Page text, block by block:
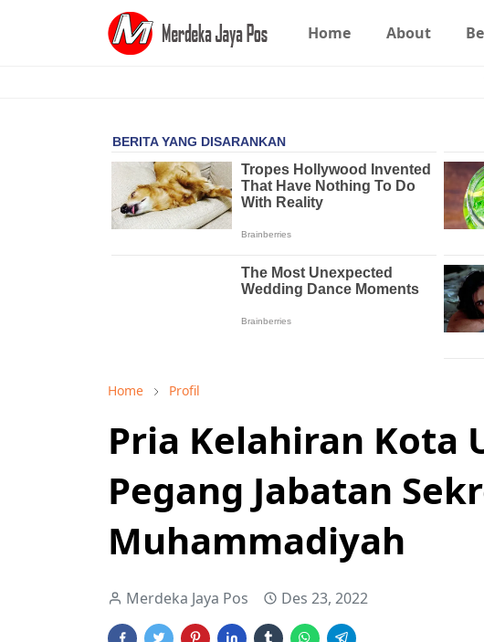
Home About
Home Profil
Pria Kelahiran Kota
Pegang Jabatan
Muhammadiyah
Merdeka Jaya Pos Des 23, 2022